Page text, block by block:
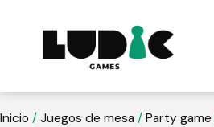
Inicio /Juegos de mesa /Party game